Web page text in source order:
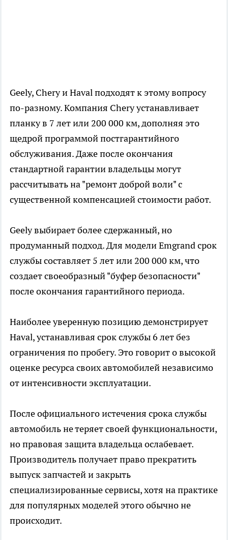
Geely, Chery и Haval подходят к этому вопросу
по-разному. Компания Chery устанавливает
планку в 7 лет или 200 000 км, дополняя это
щедрой программой постгарантийного
обслуживания. Даже после окончания
стандартной гарантии владельцы могут
рассчитывать на "ремонт доброй воли" с
существенной компенсацией стоимости работ.
Geely выбирает более сдержанный, но
продуманный подход. Для модели Emgrand срок
службы составляет 5 лет или 200 000 км, что
создает своеобразный "буфер безопасности"
после окончания гарантийного периода.
Наиболее уверенную позицию демонстрирует
Haval, устанавливая срок службы 6 лет без
ограничения по пробегу. Это говорит о высокой
оценке ресурса своих автомобилей независимо
от интенсивности эксплуатации.
После официального истечения срока службы
автомобиль не теряет своей функциональности,
но правовая защита владельца ослабевает.
Производитель получает право прекратить
выпуск запчастей и закрыть
специализированные сервисы, хотя на практике
для популярных моделей этого обычно не
происходит.